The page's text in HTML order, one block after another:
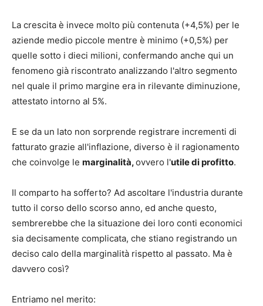
La crescita è invece molto più contenuta (+4,5%) per le
aziende medio piccole mentre è minimo (+0,5%) per
quelle sotto i dieci milioni, confermando anche qui un
fenomeno già riscontrato analizzando l'altro segmento
nel quale il primo margine era in rilevante diminuzione,
attestato intorno al 5%.
E se da un lato non sorprende registrare incrementi di
fatturato grazie all'inflazione, diverso è il ragionamento
che coinvolge le marginalità,ovvero l'utile di profitto.
Il comparto ha sofferto? Ad ascoltare l'industria durante
tutto il corso dello scorso anno, ed anche questo,
sembrerebbe che la situazione dei loro conti economici
sia decisamente complicata, che stiano registrando un
deciso calo della marginalità rispetto al passato. Ma è
davvero così?
Entriamo nel merito: